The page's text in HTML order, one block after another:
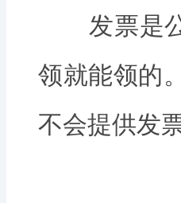
发票是公
领就能领的
不会提供发